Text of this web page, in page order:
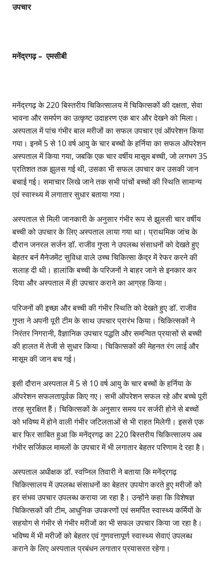
उपचार
मनेंद्रगढ़ – एमसीबी
मनेंद्रगढ़ के 220 बिस्तरीय चिकित्सालय में चिकित्सकों की दक्षता, सेवा
भावना और समर्पण का उत्कृष्ट उदाहरण एक बार और देखने को मिला।
अस्पताल में पांच गंभीर बाल मरीजों का सफल उपचार एवं ऑपरेशन किया
गया। इनमें 5 से 10 वर्ष आयु के चार बच्चों के हर्निया का सफल ऑपरेशन
अस्पताल में किया गया, जबकि एक चार वर्षीय मासूम बच्ची, जो लगभग 35
प्रतिशत तक झुलस गई थी, उसका भी सफल उपचार कर उसकी जान
बचाई गई। समाचार लिखे जाने तक सभी पांचों बच्चों की स्थिति सामान्य
एवं स्वास्थ्य में लगातार सुधार बताया गया।
अस्पताल से मिली जानकारी के अनुसार गंभीर रूप से झुलसी चार वर्षीय
बच्ची को उपचार के लिए अस्पताल लाया गया था। प्राथमिक जांच के
दौरान जनरल सर्जन डॉ. राजीव गुप्ता ने उपलब्ध संसाधनों को देखते हुए
बेहतर बर्न मैनेजमेंट सुविधा वाले उच्च चिकित्सा केंद्र में रेफर करने की
सलाह दी थी। हालांकि बच्ची के परिजनों ने बाहर जाने से इनकार कर
दिया और अस्पताल में ही उपचार कराने का आग्रह किया।
परिजनों की इच्छा और बच्ची की गंभीर स्थिति को देखते हुए डॉ. राजीव
गुप्ता ने अपनी पूरी टीम के साथ उपचार प्रारंभ किया। चिकित्सकों ने
निरंतर निगरानी, वैज्ञानिक उपचार पद्धति और समन्वित प्रयासों से बच्ची
की हालत में तेजी से सुधार किया। चिकित्सकों की मेहनत रंग लाई और
मासूम की जान बच गई।
इसी दौरान अस्पताल में 5 से 10 वर्ष आयु के चार बच्चों के हर्निया के
ऑपरेशन सफलतापूर्वक किए गए। सभी ऑपरेशन सफल रहे और बच्चे पूरी
तरह सुरक्षित हैं। चिकित्सकों के अनुसार समय पर सर्जरी होने से बच्चों
को भविष्य में होने वाली गंभीर जटिलताओं से भी राहत मिलेगी। इससे एक
बार फिर साबित हुआ कि मनेंद्रगढ़ का 220 बिस्तरीय चिकित्सालय अब
गंभीर सर्जिकल मामलों के उपचार में भी लगातार बेहतर परिणाम दे रहा है।
अस्पताल अधीक्षक डॉ. स्वप्निल तिवारी ने बताया कि मनेंद्रगढ़
चिकित्सालय में उपलब्ध संसाधनों का बेहतर उपयोग करते हुए मरीजों को
हर संभव उपचार उपलब्ध कराया जा रहा है। उन्होंने कहा कि विशेषज्ञ
चिकित्सकों की टीम, आधुनिक उपकरणों एवं समर्पित स्वास्थ्य कर्मियों के
सहयोग से गंभीर से गंभीर मरीजों का भी सफल उपचार किया जा रहा है।
भविष्य में भी मरीजों को बेहतर एवं गुणवत्तापूर्ण स्वास्थ्य सेवाएं उपलब्ध
कराने के लिए अस्पताल प्रबंधन लगातार प्रयासरत रहेगा।